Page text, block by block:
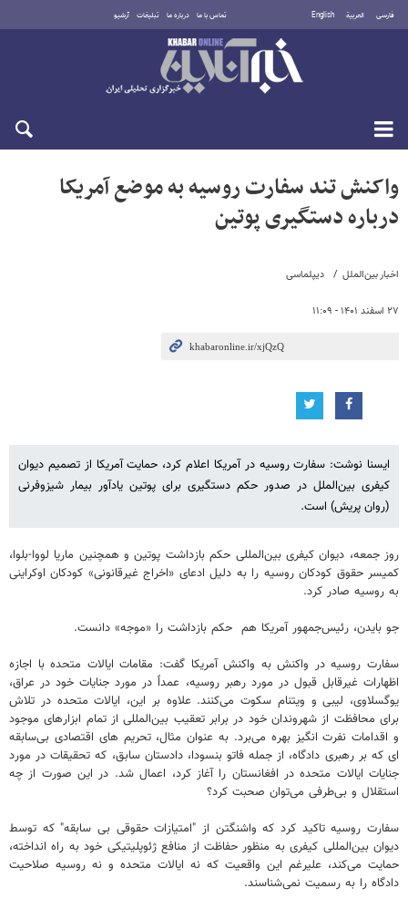
فارسی العربية English تماس با ما درباره ما تبلیغات آرشیو
جمعه ۱۶ مرداد ۱۴۰۵
اخبار بین‌الملل دیپلماسی
۲۷ اسفند ۱۴۰۱ - ۱۱:۰۹
واکنش تند سفارت روسیه به موضع آمریکا
درباره دستگیری پوتین
ایسنا نوشت: سفارت روسیه در آمریکا اعلام کرد، حمایت آمریکا از تصمیم دیوان
کیفری بین‌الملل در صدور حکم دستگیری برای پوتین یادآور بیمار شیزوفرنی
(روان پریش) است.
روز جمعه، دیوان کیفری بین‌المللی حکم بازداشت پوتین و همچنین ماریا لووا-بلوا،
کمیسر حقوق کودکان روسیه را به دلیل ادعای «اخراج غیرقانونی» کودکان اوکراینی
به روسیه صادر کرد.
جو بایدن، رئیس‌جمهور آمریکا هم حکم بازداشت را «موجه» دانست.
سفارت روسیه در واکنش به واکنش آمریکا گفت: مقامات ایالات متحده با اجازه
اظهارات غیرقابل قبول در مورد رهبر روسیه، عمداً در مورد جنایات خود در عراق،
یوگسلاوی، لیبی و ویتنام سکوت می‌کنند. علاوه بر این، ایالات متحده در تلاش
برای محافظت از شهروندان خود در برابر تعقیب بین‌المللی از تمام ابزارهای موجود
و اقدامات نفرت انگیز بهره می‌برد. به عنوان مثال، تحریم های اقتصادی بی‌سابقه
ای که بر رهبری دادگاه، از جمله فاتو بنسودا، دادستان سابق، که تحقیقات در مورد
جنایات ایالات متحده در افغانستان را آغاز کرد، اعمال شد. در این صورت از چه
استقلال و بی‌طرفی می‌توان صحبت کرد؟
سفارت روسیه تاکید کرد که واشنگتن از "امتیازات حقوقی بی سابقه" که توسط
دیوان بین‌المللی کیفری به منظور حفاظت از منافع ژئوپلیتیکی خود به راه انداخته،
حمایت می‌کند، علیرغم این واقعیت که نه ایالات متحده و نه روسیه صلاحیت
دادگاه را به رسمیت نمی‌شناسند.